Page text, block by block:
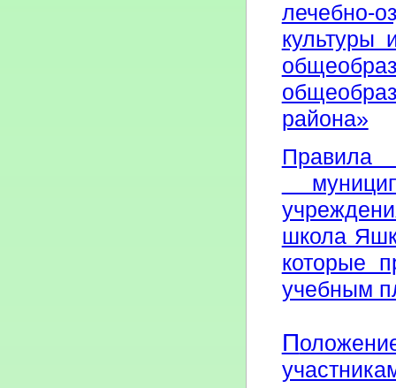
лечебно-
культуры
района»
школа
которые
учебным
П